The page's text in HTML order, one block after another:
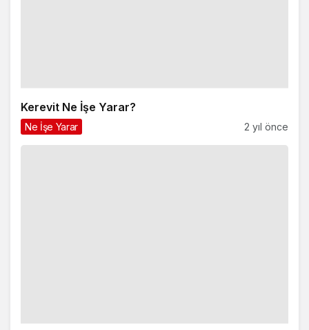
Kerevit Ne İşe Yarar?
Ne İşe Yarar 2 yıl önce